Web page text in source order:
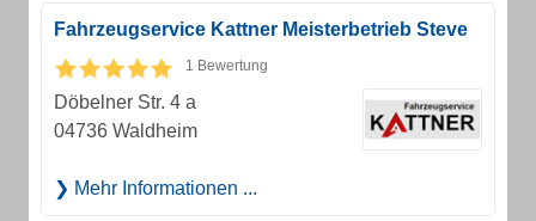
Fahrzeugservice Kattner Meisterbetrieb Steve
1 Bewertung
Döbelner Str. 4 a
04736 Waldheim
Mehr Informationen ...